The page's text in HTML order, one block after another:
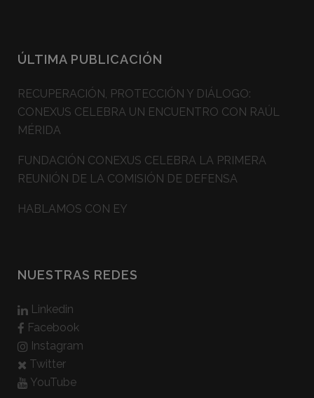
ÚLTIMA PUBLICACIÓN
RECUPERACIÓN, PROTECCIÓN Y DIÁLOGO:
CONEXUS CELEBRA UN ENCUENTRO CON RAÚL
MÉRIDA
FUNDACIÓN CONEXUS CELEBRA LA PRIMERA
REUNIÓN DE LA COMISIÓN DE DEFENSA
HABLAMOS CON EY
NUESTRAS REDES
Linkedin
Facebook
Instagram
Twitter
YouTube